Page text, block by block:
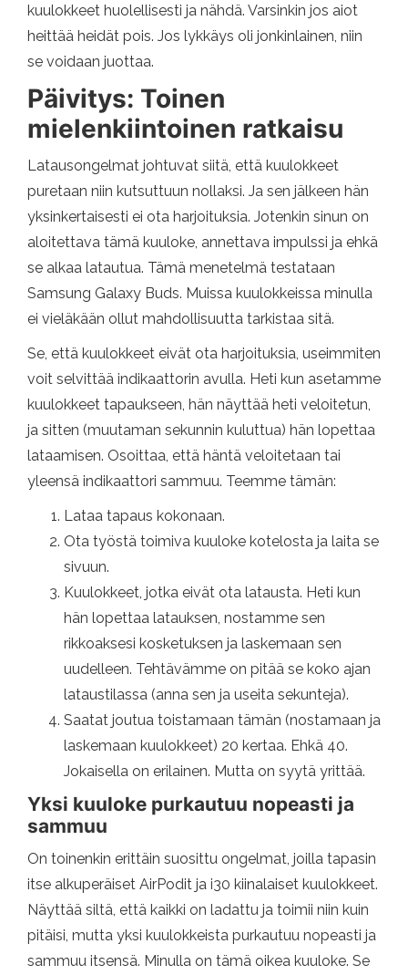
kuulokkeet huolellisesti ja nähdä. Varsinkin jos aiot
heittää heidät pois. Jos lykkäys oli jonkinlainen, niin
se voidaan juottaa.
Päivitys: Toinen
mielenkiintoinen ratkaisu
Latausongelmat johtuvat siitä, että kuulokkeet
puretaan niin kutsuttuun nollaksi. Ja sen jälkeen hän
yksinkertaisesti ei ota harjoituksia. Jotenkin sinun on
aloitettava tämä kuuloke, annettava impulssi ja ehkä
se alkaa latautua. Tämä menetelmä testataan
Samsung Galaxy Buds. Muissa kuulokkeissa minulla
ei vieläkään ollut mahdollisuutta tarkistaa sitä.
Se, että kuulokkeet eivät ota harjoituksia, useimmiten
voit selvittää indikaattorin avulla. Heti kun asetamme
kuulokkeet tapaukseen, hän näyttää heti veloitetun,
ja sitten (muutaman sekunnin kuluttua) hän lopettaa
lataamisen. Osoittaa, että häntä veloitetaan tai
yleensä indikaattori sammuu. Teemme tämän:
Lataa tapaus kokonaan.
Ota työstä toimiva kuuloke kotelosta ja laita se
sivuun.
Kuulokkeet, jotka eivät ota latausta. Heti kun
hän lopettaa latauksen, nostamme sen
rikkoaksesi kosketuksen ja laskemaan sen
uudelleen. Tehtävämme on pitää se koko ajan
lataustilassa (anna sen ja useita sekunteja).
Saatat joutua toistamaan tämän (nostamaan ja
laskemaan kuulokkeet) 20 kertaa. Ehkä 40.
Jokaisella on erilainen. Mutta on syytä yrittää.
Yksi kuuloke purkautuu nopeasti ja
sammuu
On toinenkin erittäin suosittu ongelmat, joilla tapasin
itse alkuperäiset AirPodit ja i30 kiinalaiset kuulokkeet.
Näyttää siltä, ​​että kaikki on ladattu ja toimii niin kuin
pitäisi, mutta yksi kuulokkeista purkautuu nopeasti ja
sammuu itsensä. Minulla on tämä oikea kuuloke. Se